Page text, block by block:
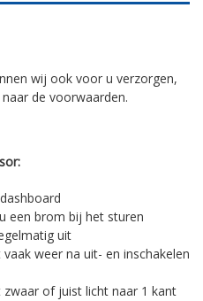
wij ook voor u verzorgen,
de voorwaarden.
een brom bij het sturen
uit
weer na uit- en inschakelen
of juist licht naar 1 kant